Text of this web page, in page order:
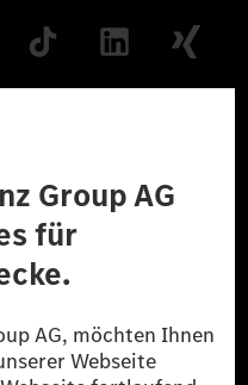
vorbehalten.
Benz Group durch
werden.